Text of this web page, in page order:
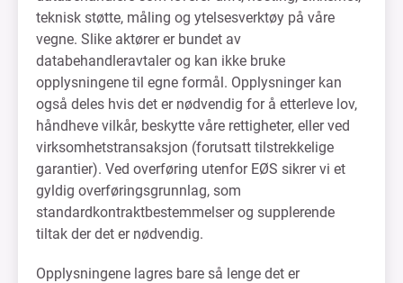
teknisk støtte, måling og ytelsesverktøy på våre
vegne. Slike aktører er bundet av
databehandleravtaler og kan ikke bruke
opplysningene til egne formål. Opplysninger kan
også deles hvis det er nødvendig for å etterleve lov,
håndheve vilkår, beskytte våre rettigheter, eller ved
virksomhetstransaksjon (forutsatt tilstrekkelige
garantier). Ved overføring utenfor EØS sikrer vi et
gyldig overføringsgrunnlag, som
standardkontraktbestemmelser og supplerende
tiltak der det er nødvendig.
Opplysningene lagres bare så lenge det er